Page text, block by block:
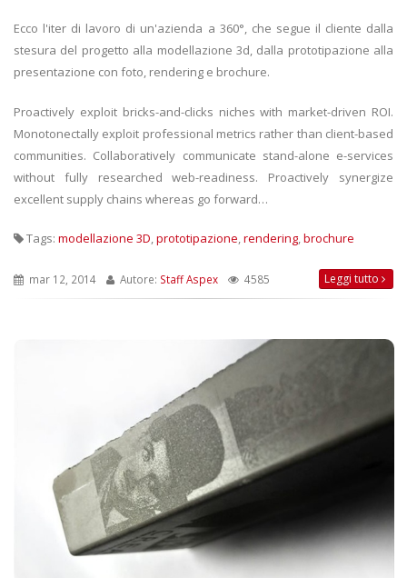
Ecco l'iter di lavoro di un'azienda a 360°, che segue il cliente dalla
stesura del progetto alla modellazione 3d, dalla prototipazione alla
presentazione con foto, rendering e brochure.
Proactively exploit bricks-and-clicks niches with market-driven ROI.
Monotonectally exploit professional metrics rather than client-based
communities. Collaboratively communicate stand-alone e-services
without fully researched web-readiness. Proactively synergize
excellent supply chains whereas go forward…
Tags: modellazione 3D,prototipazione,rendering,brochure
mar 12, 2014 Autore: Staff Aspex 4585 Leggi tutto